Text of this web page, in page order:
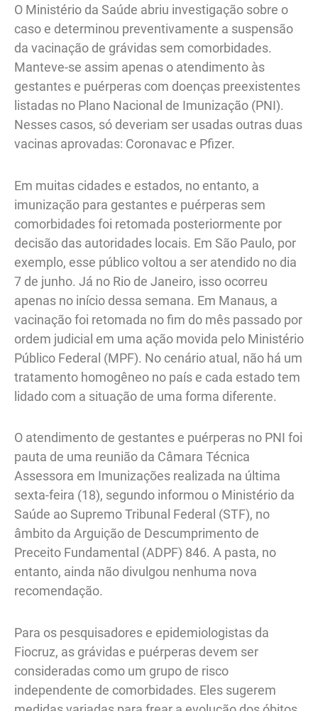
O Ministério da Saúde abriu investigação sobre o
caso e determinou preventivamente a suspensão
da vacinação de grávidas sem comorbidades.
Manteve-se assim apenas o atendimento às
gestantes e puérperas com doenças preexistentes
listadas no Plano Nacional de Imunização (PNI).
Nesses casos, só deveriam ser usadas outras duas
vacinas aprovadas: Coronavac e Pfizer.
Em muitas cidades e estados, no entanto, a
imunização para gestantes e puérperas sem
comorbidades foi retomada posteriormente por
decisão das autoridades locais. Em São Paulo, por
exemplo, esse público voltou a ser atendido no dia
7 de junho. Já no Rio de Janeiro, isso ocorreu
apenas no início dessa semana. Em Manaus, a
vacinação foi retomada no fim do mês passado por
ordem judicial em uma ação movida pelo Ministério
Público Federal (MPF). No cenário atual, não há um
tratamento homogêneo no país e cada estado tem
lidado com a situação de uma forma diferente.
O atendimento de gestantes e puérperas no PNI foi
pauta de uma reunião da Câmara Técnica
Assessora em Imunizações realizada na última
sexta-feira (18), segundo informou o Ministério da
Saúde ao Supremo Tribunal Federal (STF), no
âmbito da Arguição de Descumprimento de
Preceito Fundamental (ADPF) 846. A pasta, no
entanto, ainda não divulgou nenhuma nova
recomendação.
Para os pesquisadores e epidemiologistas da
Fiocruz, as grávidas e puérperas devem ser
consideradas como um grupo de risco
independente de comorbidades. Eles sugerem